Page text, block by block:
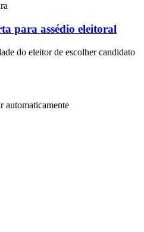
para assédio eleitoral
do eleitor de escolher candidato
automaticamente